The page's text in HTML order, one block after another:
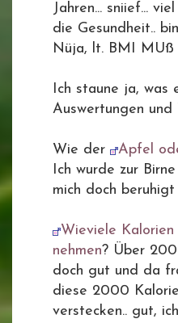
Jahren... sniief...
die Gesundheit..
Nüja, lt. BMI MUß
Ich staune ja, was
Auswertungen und
Wie der Apfel
Ich wurde zur
mich doch
Wieviele
nehmen? Über
doch gut und da
diese 2000
verstecken.. gut,